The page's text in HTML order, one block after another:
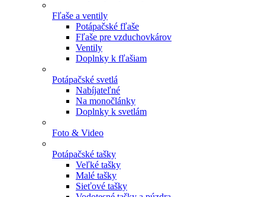
Fľaše a ventily
Potápačské fľaše
Fľaše pre vzduchovkárov
Ventily
Doplnky k fľašiam
Potápačské svetlá
Nabíjateľné
Na monočlánky
Doplnky k svetlám
Foto & Video
Potápačské tašky
Veľké tašky
Malé tašky
Sieťové tašky